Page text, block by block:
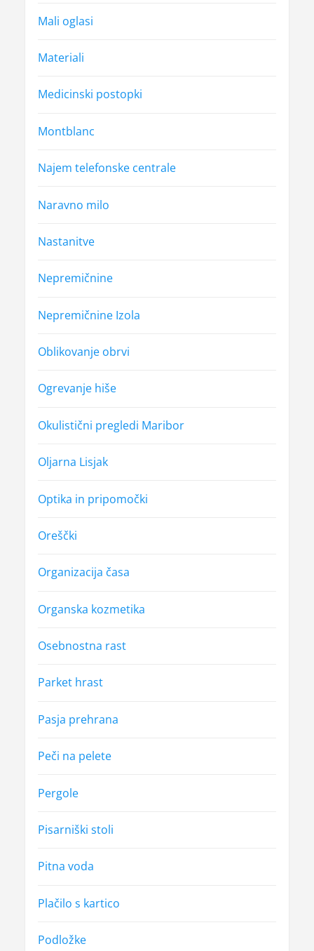
Mali oglasi
Materiali
Medicinski postopki
Montblanc
Najem telefonske centrale
Naravno milo
Nastanitve
Nepremičnine
Nepremičnine Izola
Oblikovanje obrvi
Ogrevanje hiše
Okulistični pregledi Maribor
Oljarna Lisjak
Optika in pripomočki
Oreščki
Organizacija časa
Organska kozmetika
Osebnostna rast
Parket hrast
Pasja prehrana
Peči na pelete
Pergole
Pisarniški stoli
Pitna voda
Plačilo s kartico
Podložke